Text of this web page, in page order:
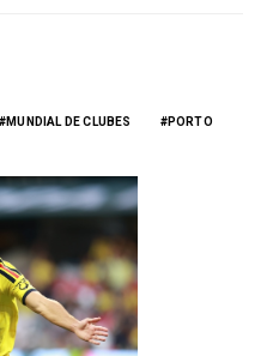
MUNDIAL DE CLUBES PORTO